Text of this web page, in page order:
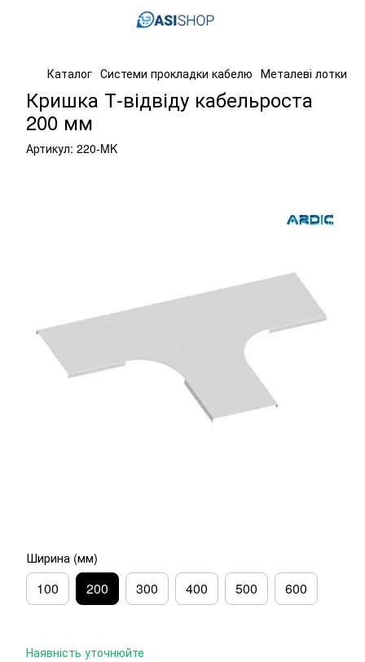
Каталог Системи прокладки кабелю Металеві лотки
Кришка Т-відвіду кабельроста
200 мм
Артикул: 220-MK
Ширина (мм)
100 200 300 400 500 600
Наявність уточнюйте